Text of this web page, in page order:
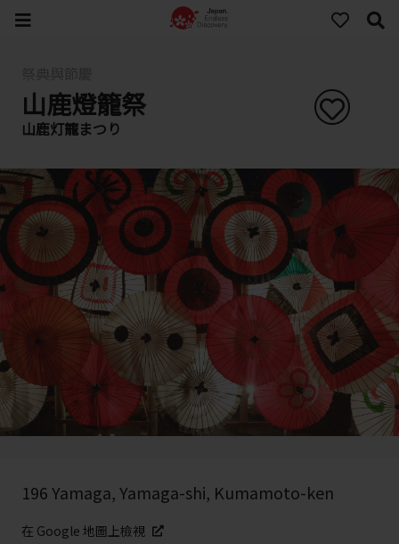
山鹿燈籠祭
山鹿灯籠まつり
196 Yamaga, Yamaga-shi, Kumamoto-ken
在 Google 地圖上檢視